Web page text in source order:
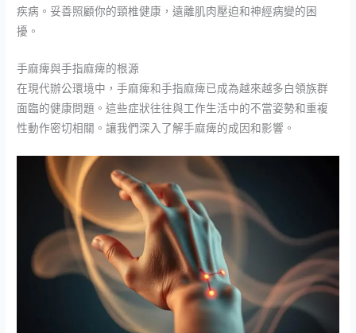
疾病。妥善照顧你的頸椎健康，遠離肌肉壓迫和神經病變的困
擾。
手麻痺與手指麻痺的根源
在現代辦公環境中，手麻痺和手指麻痺已成為越來越多白領族群
面臨的健康問題。這些症狀往往與工作生活中的不當姿勢和重複
性動作密切相關。讓我們深入了解手麻痺的成因和影響。